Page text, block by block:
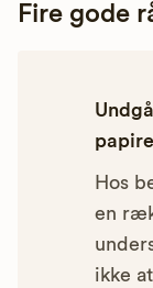
Fire gode
Hos
en
ikke